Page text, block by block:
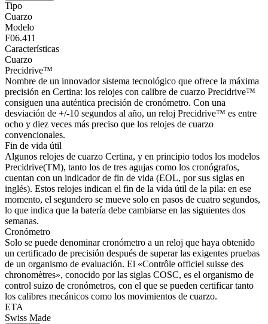
Tipo
Cuarzo
Modelo
F06.411
Características
Cuarzo
Precidrive™
Nombre de un innovador sistema tecnológico que ofrece la máxima
precisión en Certina: los relojes con calibre de cuarzo Precidrive™
consiguen una auténtica precisión de cronómetro. Con una
desviación de +/-10 segundos al año, un reloj Precidrive™ es entre
ocho y diez veces más preciso que los relojes de cuarzo
convencionales.
Fin de vida útil
Algunos relojes de cuarzo Certina, y en principio todos los modelos
Precidrive(TM), tanto los de tres agujas como los cronógrafos,
cuentan con un indicador de fin de vida (EOL, por sus siglas en
inglés). Estos relojes indican el fin de la vida útil de la pila: en ese
momento, el segundero se mueve solo en pasos de cuatro segundos,
lo que indica que la batería debe cambiarse en las siguientes dos
semanas.
Cronómetro
Solo se puede denominar cronómetro a un reloj que haya obtenido
un certificado de precisión después de superar las exigentes pruebas
de un organismo de evaluación. El «Contrôle officiel suisse des
chronomètres», conocido por las siglas COSC, es el organismo de
control suizo de cronómetros, con el que se pueden certificar tanto
los calibres mecánicos como los movimientos de cuarzo.
ETA
Swiss Made